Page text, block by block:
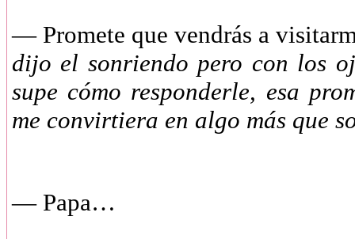
— Promete que vendrás a
dijo el sonriendo pero con los
supe cómo responderle, esa
me convirtiera en algo más que
— Papa…